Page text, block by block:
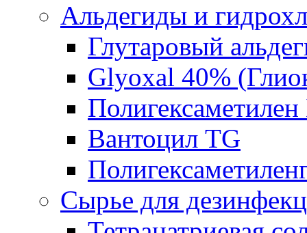
Альдегиды и
Глутаровый
Glyoxal 40%
Вантоцил TG
Сырье для